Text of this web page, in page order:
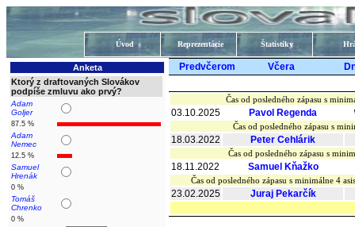
Úvod Reprezentácie Štatistiky
Anketa
Ktorý z draftovaných Slovákov
podpíše zmluvu ako prvý?
Adam
Goljer
87.5 %
Adam
Nemec
12.5 %
Samuel
Hrenák
0 %
Tomáš
Chrenko
0 %
Predvčerom Včera
Čas od posledného zápasu s
03.10.2025 Pavol Regenda
Čas od posledného zápasu s
18.03.2022 Peter Cehlárik
Čas od posledného zápasu s
18.11.2022 Samuel Kňažko
Čas od posledného zápasu s minimálne 4
23.02.2025 Juraj Pekarčík